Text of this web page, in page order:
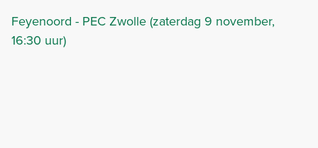
Feyenoord - PEC Zwolle (zaterdag 9 november,
16:30 uur)